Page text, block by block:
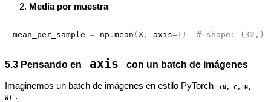
Media por muestra
mean_per_sample = np . mean (X, axis=1 ) # shape: (32,)
5.3 Pensando en axis con un batch de imágenes
Imaginemos un batch de imágenes en estilo PyTorch
(N, C, H,
W) .